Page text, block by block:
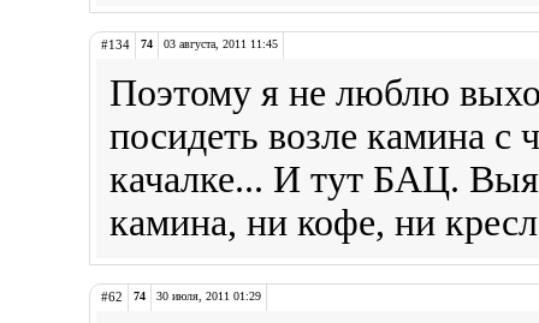
#134 74 03 августа, 2011 11:45
Поэтому я не люблю
посидеть возле камина с
качалке... И тут БАЦ.
камина, ни кофе, ни
#62 74 30 июля, 2011 01:29